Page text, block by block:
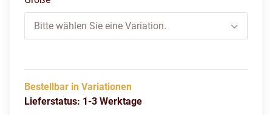
Bitte wählen Sie eine Variation.
Bestellbar in Variationen
Lieferstatus: 1-3 Werktage